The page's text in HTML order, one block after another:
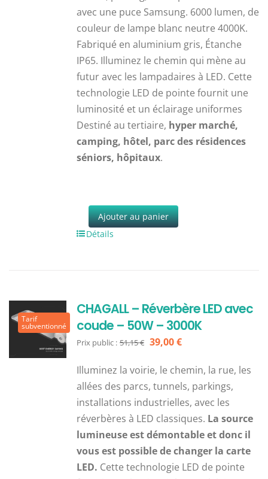
avec une puce Samsung. 6000 lumen, de
couleur de lampe blanc neutre 4000K.
Fabriqué en aluminium gris, Étanche
IP65. Illuminez le chemin qui mène au
futur avec les lampadaires à LED. Cette
technologie LED de pointe fournit une
luminosité et un éclairage uniformes
Destiné au tertiaire, hyper marché,
camping, hôtel, parc des résidences
séniors, hôpitaux.
Ajouter au panier
Détails
Tarif
subventionné
CHAGALL – Réverbère LED avec
coude – 50W – 3000K
Prix public : 51,15€ Le
initial
était :
51,15 €.
39,00€Le
actuel
est :
39,00 €.
Illuminez la voirie, le chemin, la rue, les
allées des parcs, tunnels, parkings,
installations industrielles, avec les
réverbères à LED classiques. La source
lumineuse est démontable et donc il
vous est possible de changer la carte
LED. Cette technologie LED de pointe